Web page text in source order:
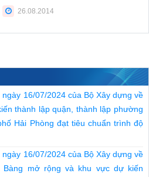
26.08.2014
16/07/2024 của Bộ Xây dựng về
thành lập quận, thành lập phường
Hải Phòng đạt tiêu chuẩn trình độ
16/07/2024 của Bộ Xây dựng về
Bàng mở rộng và khu vực dự kiến